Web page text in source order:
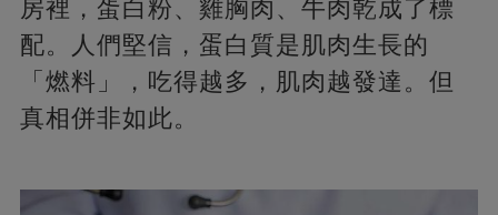
房裡，蛋白粉、雞胸肉、牛肉乾成了標
配。人們堅信，蛋白質是肌肉生長的
「燃料」，吃得越多，肌肉越發達。但
真相併非如此。